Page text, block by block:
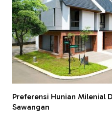
Preferensi Hunian Milenial
Sawangan